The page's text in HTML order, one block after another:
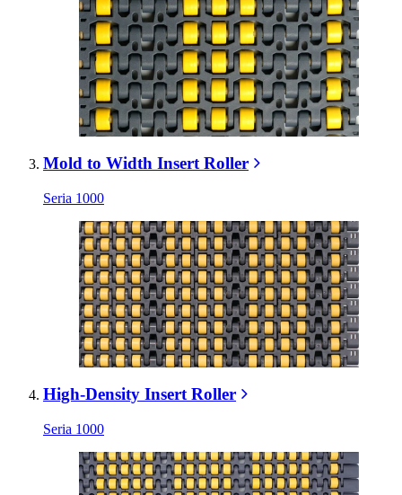
Mold to Width Insert Roller
Seria 1000
High-Density Insert Roller
Seria 1000